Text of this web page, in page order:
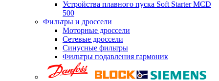
Устройства плавного пуска Soft Starter MCD
500
Фильтры и дроссели
Моторные дроссели
Сетевые дроссели
Синусные фильтры
Фильтры подавления гармоник